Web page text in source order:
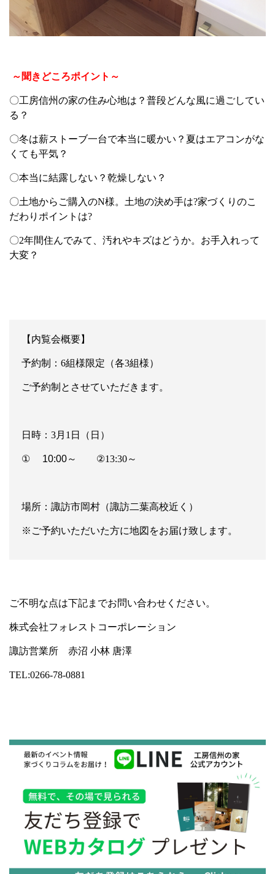
～聞きどころポイント～
〇工房信州の家の住み心地は？普段どんな風に過ごしてい
る？
〇冬は薪ストーブ一台で本当に暖かい？夏はエアコンがな
くても平気？
〇本当に結露しない？乾燥しない？
〇土地からご購入のN様。土地の決め手は?家づくりのこ
だわりポイントは?
〇2年間住んでみて、汚れやキズはどうか。お手入れって
大変？
【内覧会概要】
予約制： 6組様限定（各3組様）
ご予約制とさせていただきます。
日時：3月 1 日（日）
① 10:00～ ②13:30～
場所：諏訪市岡村（諏訪二葉高校近く）
※ご予約いただいた方に地図をお届け致します。
ご不明な点は下記までお問い合わせください。
株式会社フォレストコーポレーション
諏訪営業所 赤沼 小林 唐澤
TEL:0266-78-0881